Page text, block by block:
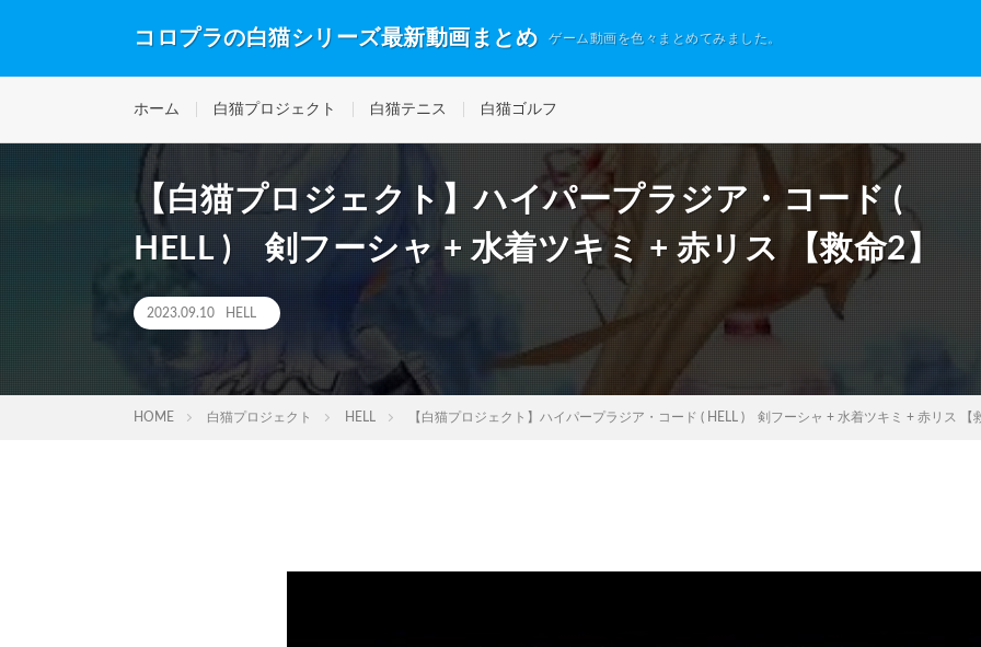
コロプラの白猫シリーズ最新動画まとめ ゲーム動画を色々まとめてみました。
ホーム 白猫プロジェクト 白猫テニス 白猫ゴルフ
【白猫プロジェクト】ハイパープラジア・コード (
HELL ) 剣フーシャ + 水着ツキミ + 赤リス 【救命2】
2023.09.10 HELL
HOME 白猫プロジェクト HELL 【白猫プロジェクト】ハイパープラジア・コード ( HELL ) 剣フーシャ + 水着ツキミ + 赤リス 【